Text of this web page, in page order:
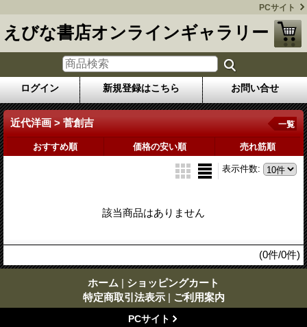
PCサイト
えびな書店オンラインギャラリー
ログイン 新規登録はこちら お問い合せ
近代洋画 > 菅創吉 一覧
おすすめ順 価格の安い順 売れ筋順
表示件数:
該当商品はありません
(0件/0件)
ホーム | ショッピングカート
特定商取引法表示 | ご利用案内
PCサイト